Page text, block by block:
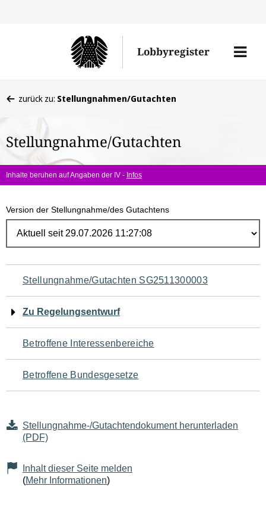
Lobbyregister
Menü
befinden
hier:
zurück zu: Stellungnahmen/Gutachten
Stellungnahme/Gutachten
Inhalte beruhen auf Angaben der IV - Infos
Version der Stellungnahme/des Gutachtens
Navigation
für
den
Seiteninhalt
Stellungnahme/Gutachten SG2511300003
Zu Regelungsentwurf
Betroffene Interessenbereiche
Betroffene Bundesgesetze
Stellungnahme-/Gutachtendokument herunterladen
(PDF)
Inhalt dieser Seite melden
(Mehr Informationen)